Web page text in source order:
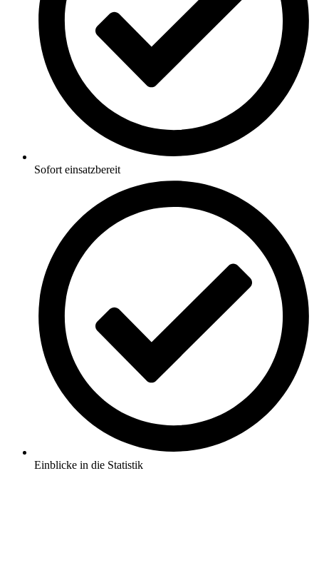
Sofort einsatzbereit
Einblicke in die Statistik